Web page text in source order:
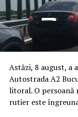
Astăzi, 8 august, a
Autostrada A2
litoral. O persoană
rutier este